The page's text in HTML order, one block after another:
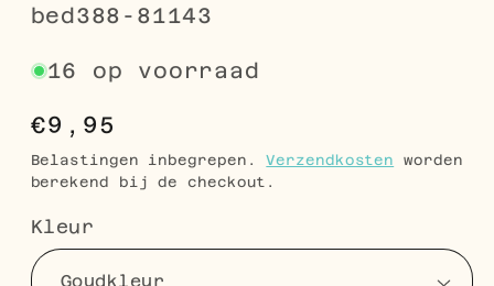
SKU:
bed388-81143
16 op voorraad
Normale
prijs
€9,95
Belastingen inbegrepen.Verzendkosten worden
berekend bij de checkout.
Kleur